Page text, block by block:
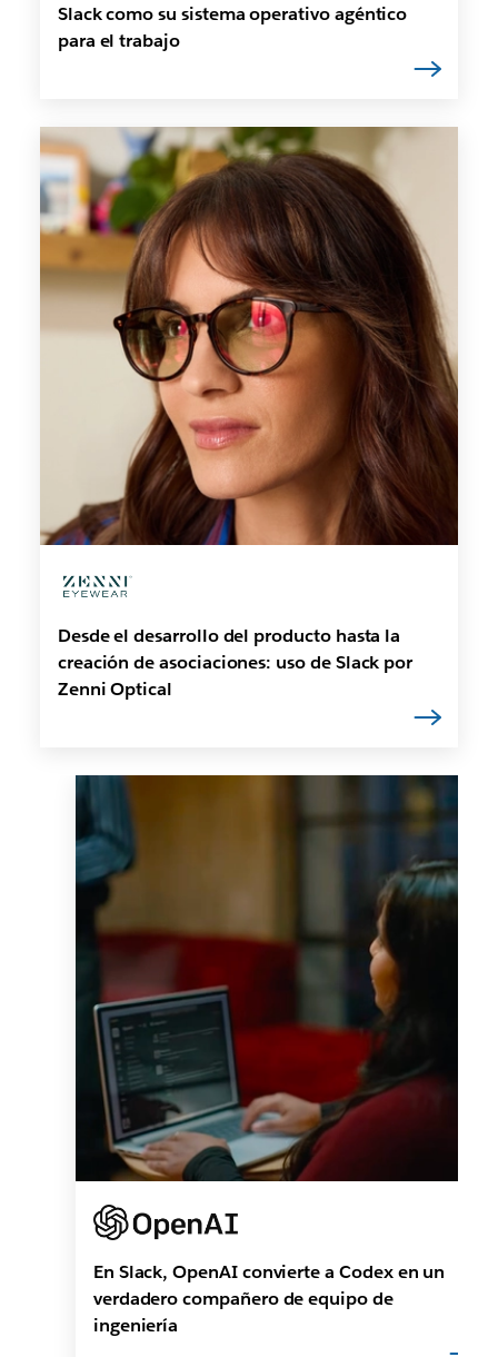
Slack como su sistema operativo agéntico
para el trabajo
Desde el desarrollo del producto hasta la
creación de asociaciones: uso de Slack por
Zenni Optical
En Slack, OpenAI convierte a Codex en un
verdadero compañero de equipo de
ingeniería